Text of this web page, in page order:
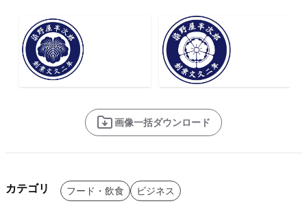
画像一括ダウンロード
カテゴリ フード・飲食 ビジネス